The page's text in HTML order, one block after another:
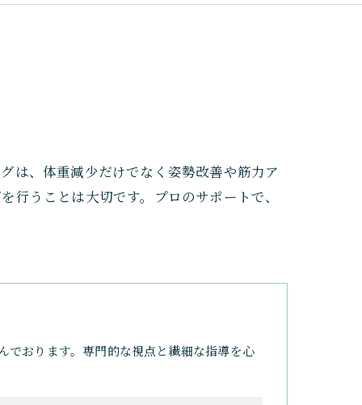
は、体重減少だけでなく姿勢改善や筋力ア
うことは大切です。プロのサポートで、
でおります。専門的な視点と繊細な指導を心